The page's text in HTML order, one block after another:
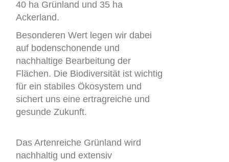
40 ha Grünland und 35 ha
Ackerland.
Besonderen Wert legen wir dabei
auf bodenschonende und
nachhaltige Bearbeitung der
Flächen. Die Biodiversität ist wichtig
für ein stabiles Ökosystem und
sichert uns eine ertragreiche und
gesunde Zukunft.
Das Artenreiche Grünland wird
nachhaltig und extensiv